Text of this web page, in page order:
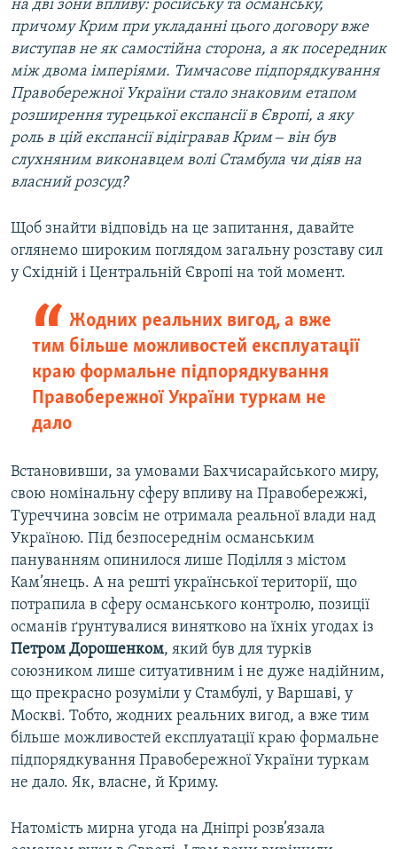
на дві зони впливу: російську та османську,
причому Крим при укладанні цього договору вже
виступав не як самостійна сторона, а як посередник
між двома імперіями. Тимчасове підпорядкування
Правобережної України стало знаковим етапом
розширення турецької експансії в Європі, а яку
роль в цій експансії відігравав Крим ‒ він був
слухняним виконавцем волі Стамбула чи діяв на
власний розсуд?
Щоб знайти відповідь на це запитання, давайте
оглянемо широким поглядом загальну розставу сил
у Східній і Центральній Європі на той момент.
Жодних реальних вигод, а вже
тим більше можливостей експлуатації
краю формальне підпорядкування
Правобережної України туркам не
дало
Встановивши, за умовами Бахчисарайського миру,
свою номінальну сферу впливу на Правобережжі,
Туреччина зовсім не отримала реальної влади над
Україною. Під безпосереднім османським
пануванням опинилося лише Поділля з містом
Кам’янець. А на решті української території, що
потрапила в сферу османського контролю, позиції
османів ґрунтувалися винятково на їхніх угодах із
Петром Дорошенком, який був для турків
союзником лише ситуативним і не дуже надійним,
що прекрасно розуміли у Стамбулі, у Варшаві, у
Москві. Тобто, жодних реальних вигод, а вже тим
більше можливостей експлуатації краю формальне
підпорядкування Правобережної України туркам
не дало. Як, власне, й Криму.
Натомість мирна угода на Дніпрі розв’язала